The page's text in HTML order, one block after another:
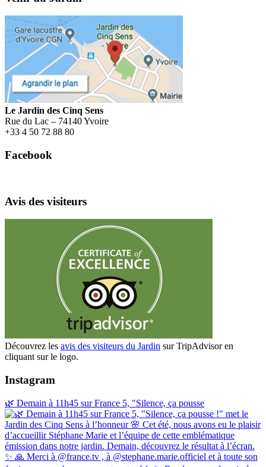
Le Jardin des Cinq Sens
Rue du Lac – 74140 Yvoire
+33 4 50 72 88 80
Facebook
Avis des visiteurs
Découvrez les avis des visiteurs du Jardin sur TripAdvisor en
cliquant sur le logo.
Instagram
🌿 Demain à 11h45 sur France 5, "Silence, ça pousse